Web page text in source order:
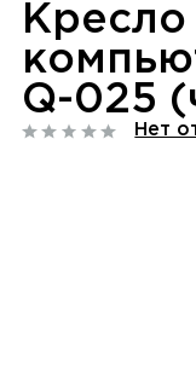
Кресло
Q-025